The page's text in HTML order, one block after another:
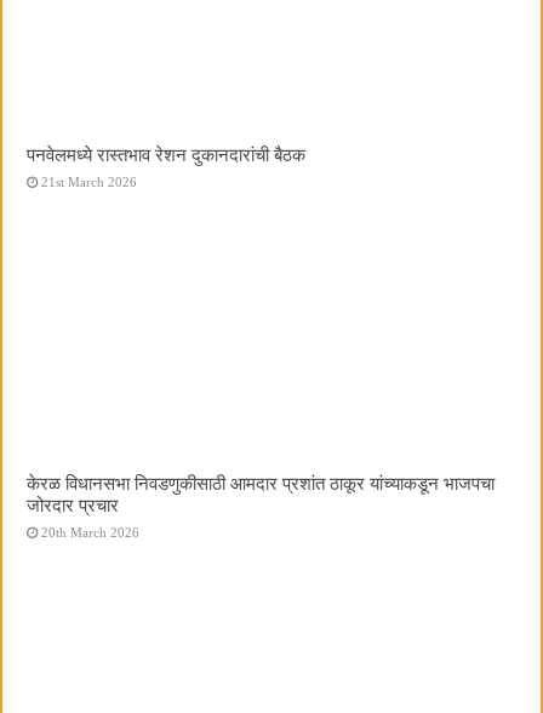
पनवेलमध्ये रास्तभाव रेशन दुकानदारांची बैठक
21st March 2026
केरळ विधानसभा निवडणुकीसाठी आमदार प्रशांत ठाकूर यांच्याकडून भाजपचा
जोरदार प्रचार
20th March 2026